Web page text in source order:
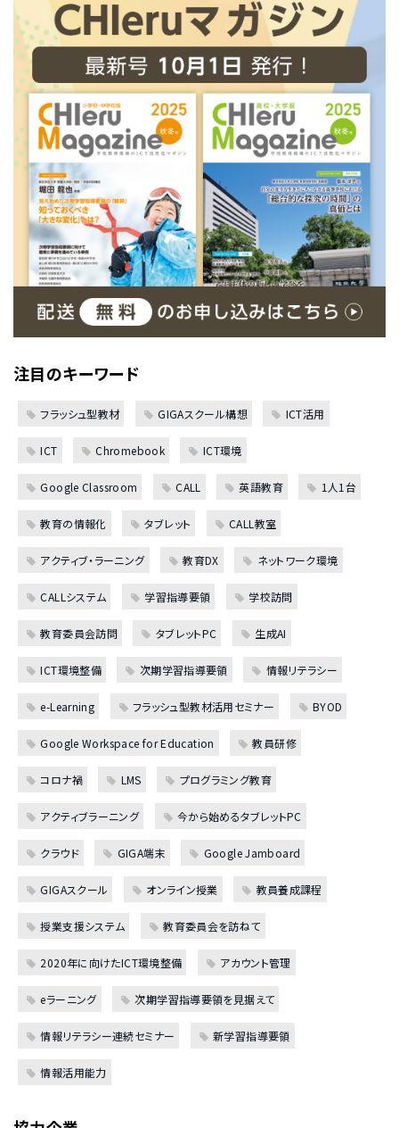
注目のキーワード
フラッシュ型教材 GIGAスクール構想 ICT活用
ICT Chromebook ICT環境
Google Classroom CALL 英語教育 1人1台
教育の情報化 タブレット CALL教室
アクティブ・ラーニング 教育DX ネットワーク環境
CALLシステム 学習指導要領 学校訪問
教育委員会訪問 タブレットPC 生成AI
ICT環境整備 次期学習指導要領 情報リテラシー
e-Learning フラッシュ型教材活用セミナー BYOD
Google Workspace for Education 教員研修
コロナ禍 LMS プログラミング教育
アクティブラーニング 今から始めるタブレットPC
クラウド GIGA端末 Google Jamboard
GIGAスクール オンライン授業 教員養成課程
授業支援システム 教育委員会を訪ねて
2020年に向けたICT環境整備 アカウント管理
eラーニング 次期学習指導要領を見据えて
情報リテラシー連続セミナー 新学習指導要領
情報活用能力